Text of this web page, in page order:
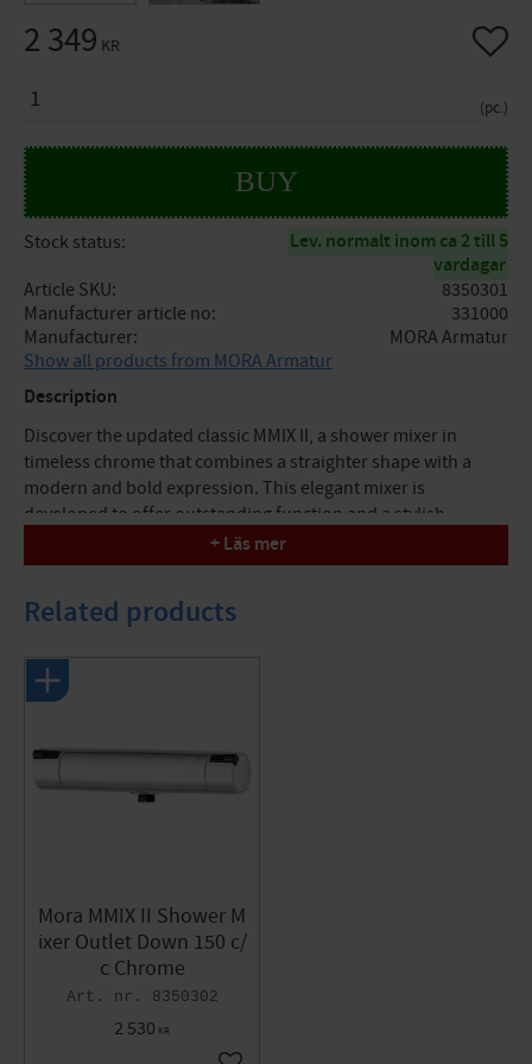
2 349 KR
pc.
BUY
Add to
Stock status
Lev. normalt inom ca 2 till 5
vardagar
Article SKU
8350301
Manufacturer article no
331000
Manufacturer
MORA Armatur
Show all products from MORA Armatur
Description
Discover the updated classic MMIX II, a shower mixer in
timeless chrome that combines a straighter shape with a
modern and bold expression. This elegant mixer is
developed to offer outstanding function and a stylish
aesthetic that fits in every modern bathroom.
that ensures maximum energy efficiency and a world-class
bathroom experience. The smart technology reacts
immediately to pressure and temperature changes to
guarantee a consistent and comfortable shower
temperature throughout use.
Smart features for the environment and safety
MMIX II is equipped with Eco Flow and an integrated eco
function on the flow knob, which facilitates conscious water
strict requirements for backflow protection according to
both EU standards and Safe Water. With sound class 1, quiet
and comfortable use is also guaranteed.
Technical Specifications
+ Läs mer
Related products
Mora MMIX II Shower M
ixer Outlet Down 150 c/
c Chrome
8350302
2 530 KR